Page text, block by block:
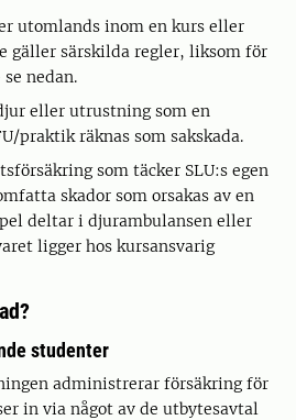
utomlands inom en kurs eller
gäller särskilda regler, liksom för
nedan.
eller utrustning som en
praktik räknas som sakskada.
som täcker SLU:s egen
skador som orsakas av en
deltar i djurambulansen eller
ligger hos kursansvarig
studenter
administrerar försäkring för
in via något av de utbytesavtal